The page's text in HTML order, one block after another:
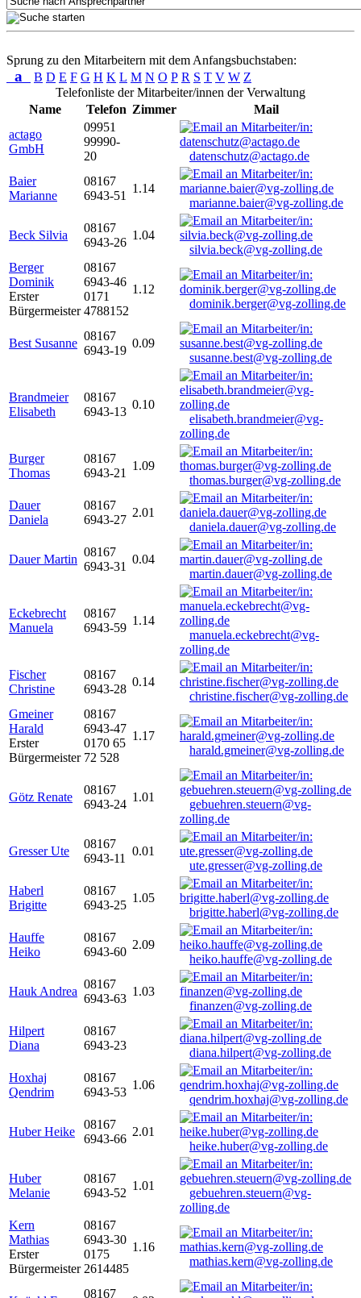
Sprung zu den Mitarbeitern mit dem Anfangsbuchstaben:
a B D E F G H K L M N O P R S T V W Z
Telefonliste der Mitarbeiter/innen der Verwaltung
Name
Telefon Zimmer
Mail
actago
GmbH
09951
99990-
20
datenschutz@actago.de
Baier
Marianne
08167
6943-51
1.14
marianne.baier@vg-zolling.de
Beck Silvia
08167
6943-26
1.04
silvia.beck@vg-zolling.de
Berger
Dominik
Erster
Bürgermeister
08167
6943-46
0171
4788152
1.12
dominik.berger@vg-zolling.de
Best Susanne
08167
6943-19
0.09
susanne.best@vg-zolling.de
Brandmeier
Elisabeth
08167
6943-13
0.10
elisabeth.brandmeier@vg-
zolling.de
Burger
Thomas
08167
6943-21
1.09
thomas.burger@vg-zolling.de
Dauer
Daniela
08167
6943-27
2.01
daniela.dauer@vg-zolling.de
Dauer Martin
08167
6943-31
0.04
martin.dauer@vg-zolling.de
Eckebrecht
Manuela
08167
6943-59
1.14
manuela.eckebrecht@vg-
zolling.de
Fischer
Christine
08167
6943-28
0.14
christine.fischer@vg-zolling.de
Gmeiner
Harald
Erster
Bürgermeister
08167
6943-47
0170 65
72 528
1.17
harald.gmeiner@vg-zolling.de
Götz Renate
08167
6943-24
1.01
gebuehren.steuern@vg-
zolling.de
Gresser Ute
08167
6943-11
0.01
ute.gresser@vg-zolling.de
Haberl
Brigitte
08167
6943-25
1.05
brigitte.haberl@vg-zolling.de
Hauffe
Heiko
08167
6943-60
2.09
heiko.hauffe@vg-zolling.de
Hauk Andrea
08167
6943-63
1.03
finanzen@vg-zolling.de
Hilpert
Diana
08167
6943-23
diana.hilpert@vg-zolling.de
Hoxhaj
Qendrim
08167
6943-53
1.06
qendrim.hoxhaj@vg-zolling.de
Huber Heike
08167
6943-66
2.01
heike.huber@vg-zolling.de
Huber
Melanie
08167
6943-52
1.01
gebuehren.steuern@vg-
zolling.de
Kern
Mathias
Erster
Bürgermeister
08167
6943-30
0175
2614485
1.16
mathias.kern@vg-zolling.de
08167